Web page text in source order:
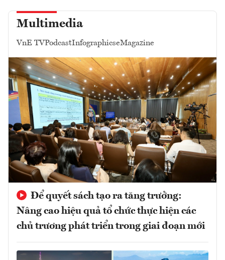
Multimedia
VnE TVPodcastInfographicseMagazine
Để quyết sách tạo ra tăng trưởng:
Nâng cao hiệu quả tổ chức thực hiện các
chủ trương phát triển trong giai đoạn mới